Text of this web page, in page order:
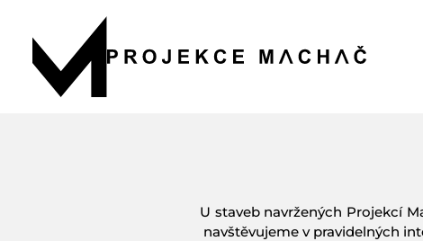
U staveb navržených Projekcí
navštěvujeme v pravidelných